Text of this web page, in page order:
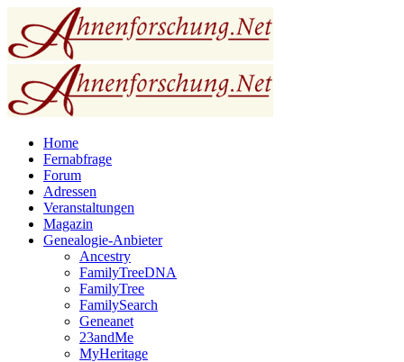
Home
Fernabfrage
Forum
Adressen
Veranstaltungen
Magazin
Genealogie-Anbieter
Ancestry
FamilyTreeDNA
FamilyTree
FamilySearch
Geneanet
23andMe
MyHeritage